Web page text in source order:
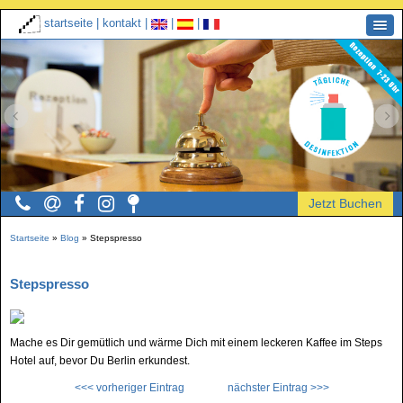
startseite kontakt
Startseite » Blog » Stepspresso
Stepspresso
Mache es Dir gemütlich und wärme Dich mit einem leckeren Kaffee im Steps
Hotel auf, bevor Du Berlin erkundest.
<<< vorheriger Eintrag nächster Eintrag >>>